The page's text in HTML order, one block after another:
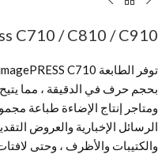
C710 / C810 / C910
ومتاجر إنتاج الإضاءة طباعة
الرسائل الإخبارية والعروض